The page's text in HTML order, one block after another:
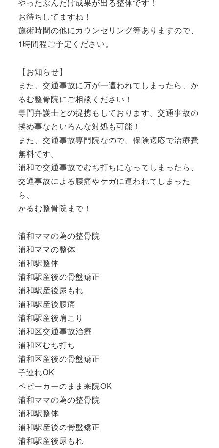
やったぶんだけ成果が出る整体です！
お待ちしてますね！
施術時間の他にカウンセリング等ありますので、
1時間程ご予定ください。
【お知らせ】
また、交通事故に万が一遭われてしまったら、か
るむ整骨院にご相談ください！
専門弁護士との提携もしております。交通事故の
揉め事なといろんな対処も可能！
また、交通事故専門院なので、保険適応で治療費
無料です。
浦和で交通事故でむち打ちになってしまったら、
交通事故による腰痛やケガに遭われてしまった
ら、
かるむ整骨院まで！
浦和ママの為の整骨院
浦和ママの整体
浦和駅整体
浦和駅産後の骨盤矯正
浦和駅産後尿もれ
浦和駅産後腰痛
浦和駅産後肩こり
浦和区交通事故治療
浦和区むち打ち
浦和区産後の骨盤矯正
子連れOK
ベビーカーのまま来院OK
浦和ママの為の整骨院
浦和駅整体
浦和駅産後の骨盤矯正
浦和駅産後尿もれ